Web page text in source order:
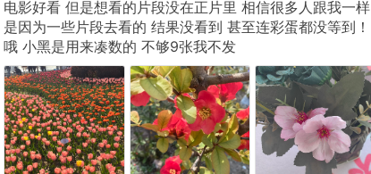
电影好看 但是想看的片段没在正片里 相信很多人跟我一样
是因为一些片段去看的 结果没看到 甚至连彩蛋都没等到！
哦 小黑是用来凑数的 不够9张我不发